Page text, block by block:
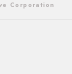
Corporation